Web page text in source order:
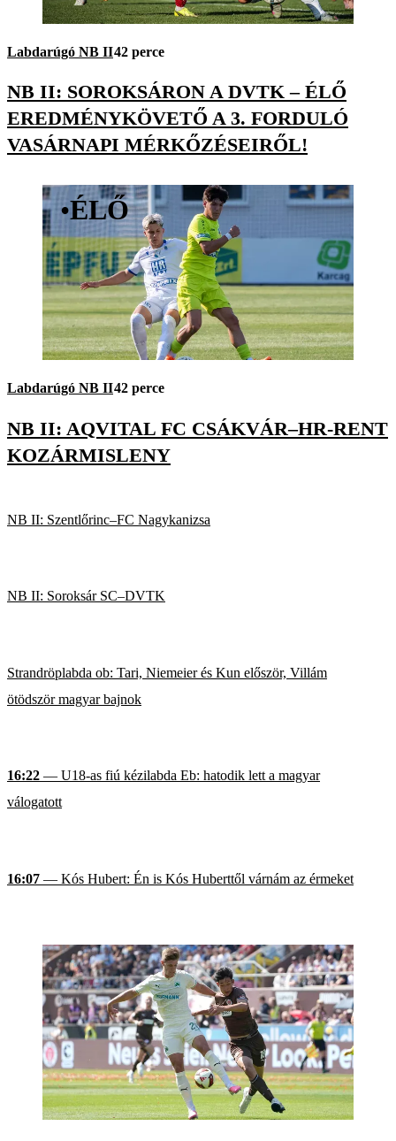
Labdarúgó NB II42 perce
NB II: SOROKSÁRON A DVTK – ÉLŐ
EREDMÉNYKÖVETŐ A 3. FORDULÓ
VASÁRNAPI MÉRKŐZÉSEIRŐL!
•ÉLŐ
Labdarúgó NB II42 perce
NB II: AQVITAL FC CSÁKVÁR–HR-RENT
KOZÁRMISLENY
NB II: Szentlőrinc–FC Nagykanizsa
NB II: Soroksár SC–DVTK
Strandröplabda ob: Tari, Niemeier és Kun először, Villám
ötödször magyar bajnok
16:22 — U18-as fiú kézilabda Eb: hatodik lett a magyar
válogatott
16:07 — Kós Hubert: Én is Kós Huberttől várnám az érmeket